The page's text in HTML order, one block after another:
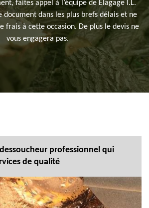
faites appel à l’équipe de Elagage I.L.
document dans les plus brefs délais et ne
frais à cette occasion. De plus le devis ne
vous engagera pas.
professionnel qui
de qualité